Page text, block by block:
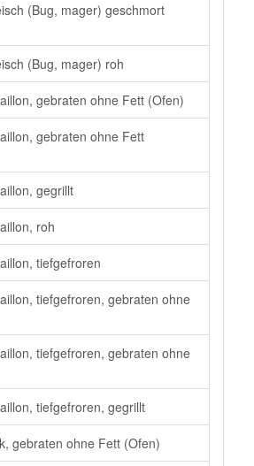
(Bug, mager) geschmort
(Bug, mager) roh
gebraten ohne Fett (Ofen)
gebraten ohne Fett
gegrillt
roh
tiefgefroren
tiefgefroren, gebraten ohne
tiefgefroren, gebraten ohne
tiefgefroren, gegrillt
gebraten ohne Fett (Ofen)